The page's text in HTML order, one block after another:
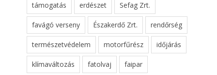
támogatás erdészet Sefag Zrt.
favágó verseny Északerdő Zrt. rendőrség
természetvédelem motorfűrész időjárás
klímaváltozás fatolvaj faipar